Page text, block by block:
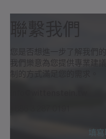
我們樂意為您提供專業建
填